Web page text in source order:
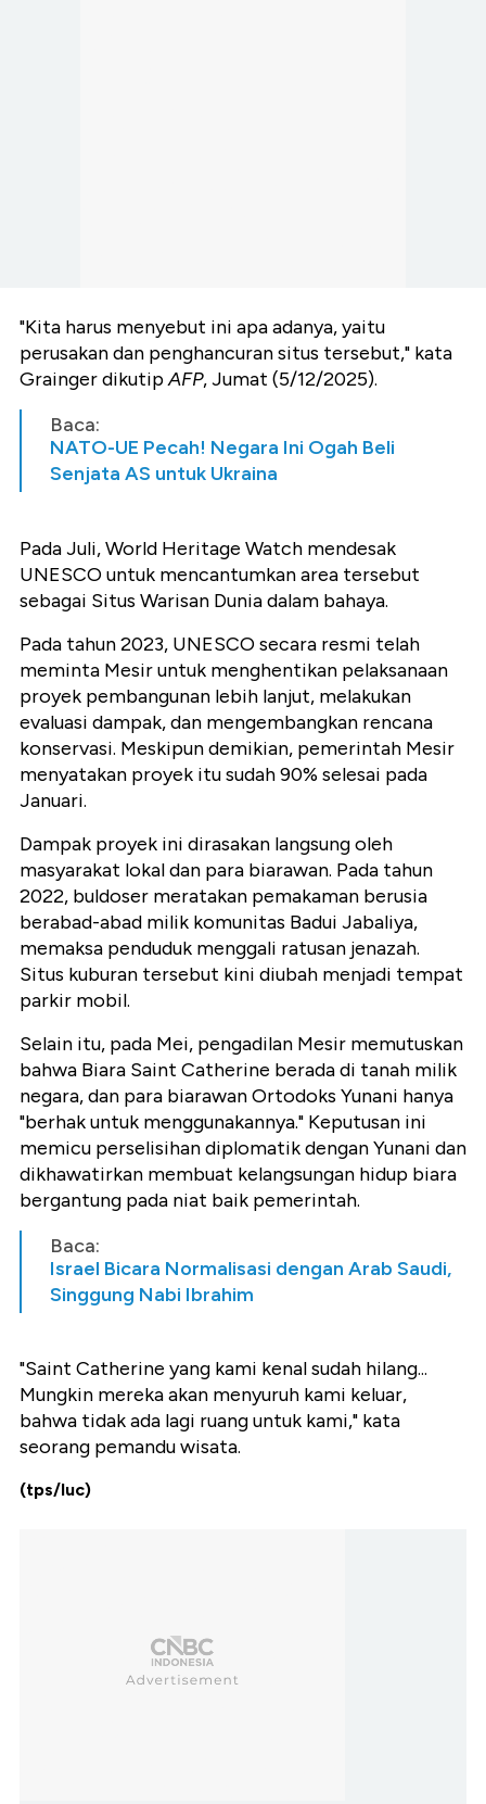
"Kita harus menyebut ini apa adanya, yaitu
perusakan dan penghancuran situs tersebut," kata
Grainger dikutipAFP, Jumat (5/12/2025).
Baca:
NATO-UE Pecah! Negara Ini Ogah Beli
Senjata AS untuk Ukraina
Pada Juli, World Heritage Watch mendesak
UNESCO untuk mencantumkan area tersebut
sebagai Situs Warisan Dunia dalam bahaya.
Pada tahun 2023, UNESCO secara resmi telah
meminta Mesir untuk menghentikan pelaksanaan
proyek pembangunan lebih lanjut, melakukan
evaluasi dampak, dan mengembangkan rencana
konservasi. Meskipun demikian, pemerintah Mesir
menyatakan proyek itu sudah 90% selesai pada
Januari.
Dampak proyek ini dirasakan langsung oleh
masyarakat lokal dan para biarawan. Pada tahun
2022, buldoser meratakan pemakaman berusia
berabad-abad milik komunitas Badui Jabaliya,
memaksa penduduk menggali ratusan jenazah.
Situs kuburan tersebut kini diubah menjadi tempat
parkir mobil.
Selain itu, pada Mei, pengadilan Mesir memutuskan
bahwa Biara Saint Catherine berada di tanah milik
negara, dan para biarawan Ortodoks Yunani hanya
"berhak untuk menggunakannya." Keputusan ini
memicu perselisihan diplomatik dengan Yunani dan
dikhawatirkan membuat kelangsungan hidup biara
bergantung pada niat baik pemerintah.
Baca:
Israel Bicara Normalisasi dengan Arab Saudi,
Singgung Nabi Ibrahim
"Saint Catherine yang kami kenal sudah hilang...
Mungkin mereka akan menyuruh kami keluar,
bahwa tidak ada lagi ruang untuk kami," kata
seorang pemandu wisata.
(tps/luc)